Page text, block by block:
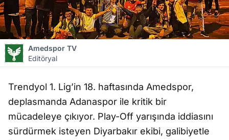
Amedspor TV
Editöryal
Trendyol 1. Lig’in 18. haftasında Amedspor,
deplasmanda Adanaspor ile kritik bir
mücadeleye çıkıyor. Play-Off yarışında iddiasını
sürdürmek isteyen Diyarbakır ekibi, galibiyetle